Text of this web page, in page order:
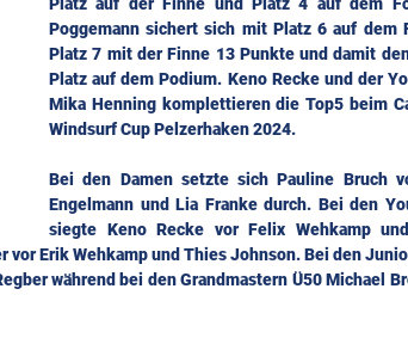
Platz auf der Finne und Platz 4 auf dem
Poggemann sichert sich mit Platz 6 auf dem
Platz 7 mit der Finne 13 Punkte und damit
Platz auf dem Podium. Keno Recke und der
Mika Henning komplettieren die Top5 beim
Windsurf Cup Pelzerhaken 2024.
Bei den Damen setzte sich Pauline Bruch
Engelmann und Lia Franke durch. Bei den
siegte Keno Recke vor Felix Wehkamp
Erik Wehkamp und Thies Johnson. Bei den
während bei den Grandmastern Ü50 Michael